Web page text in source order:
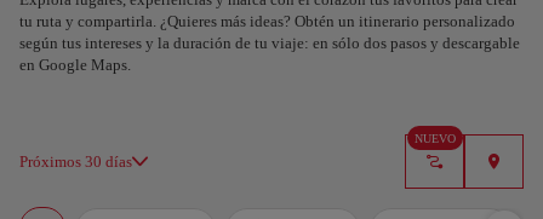
tu ruta y compartirla. ¿Quieres más ideas? Obtén un itinerario personalizado
según tus intereses y la duración de tu viaje: en sólo dos pasos y descargable
en Google Maps.
Próximos 30 días
NUEVO